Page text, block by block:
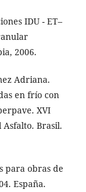
IDU - ET–
2006.
Adriana.
en frío con
XVI
Brasil.
para obras de
España.